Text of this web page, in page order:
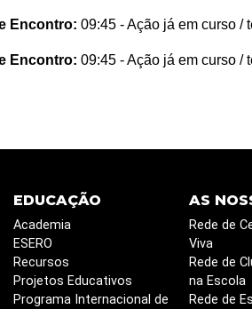
Encontro: 09:45 - Ação já em curso /
Encontro: 09:45 - Ação já em curso /
EDUCAÇÃO
Academia
ESERO
Recursos
Projetos Educativos
Programa Internacional de
AS
Rede de
Viva
Rede de
na Escola
Rede de